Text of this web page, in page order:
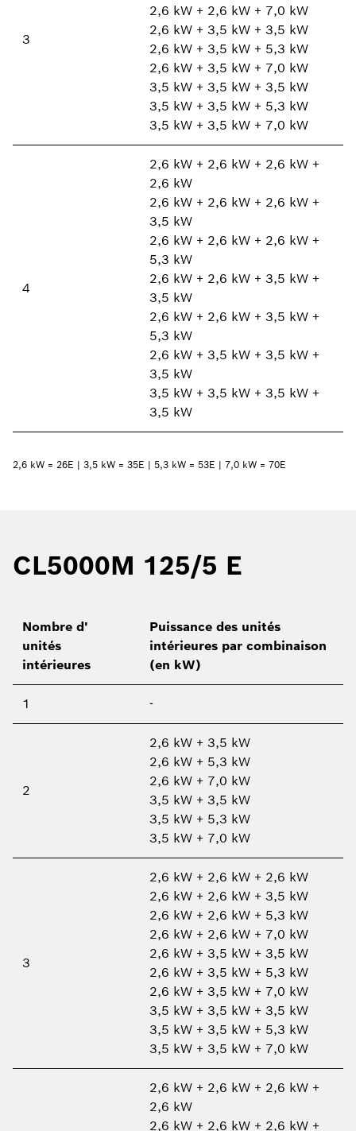
3
2,6 kW + 2,6 kW + 7,0 kW
2,6 kW + 3,5 kW + 3,5 kW
2,6 kW + 3,5 kW + 5,3 kW
2,6 kW + 3,5 kW + 7,0 kW
3,5 kW + 3,5 kW + 3,5 kW
3,5 kW + 3,5 kW + 5,3 kW
3,5 kW + 3,5 kW + 7,0 kW
4
2,6 kW + 2,6 kW + 2,6 kW +
2,6 kW
2,6 kW + 2,6 kW + 2,6 kW +
3,5 kW
2,6 kW + 2,6 kW + 2,6 kW +
5,3 kW
2,6 kW + 2,6 kW + 3,5 kW +
3,5 kW
2,6 kW + 2,6 kW + 3,5 kW +
5,3 kW
2,6 kW + 3,5 kW + 3,5 kW +
3,5 kW
3,5 kW + 3,5 kW + 3,5 kW +
3,5 kW
2,6 kW = 26E | 3,5 kW = 35E | 5,3 kW = 53E | 7,0 kW = 70E
CL5000M 125/5 E
Nombre d'
unités
intérieures
Puissance des unités
intérieures par combinaison
(en kW)
1 -
2
2,6 kW + 3,5 kW
2,6 kW + 5,3 kW
2,6 kW + 7,0 kW
3,5 kW + 3,5 kW
3,5 kW + 5,3 kW
3,5 kW + 7,0 kW
3
2,6 kW + 2,6 kW + 2,6 kW
2,6 kW + 2,6 kW + 3,5 kW
2,6 kW + 2,6 kW + 5,3 kW
2,6 kW + 2,6 kW + 7,0 kW
2,6 kW + 3,5 kW + 3,5 kW
2,6 kW + 3,5 kW + 5,3 kW
2,6 kW + 3,5 kW + 7,0 kW
3,5 kW + 3,5 kW + 3,5 kW
3,5 kW + 3,5 kW + 5,3 kW
3,5 kW + 3,5 kW + 7,0 kW
2,6 kW + 2,6 kW + 2,6 kW +
2,6 kW
2,6 kW + 2,6 kW + 2,6 kW +